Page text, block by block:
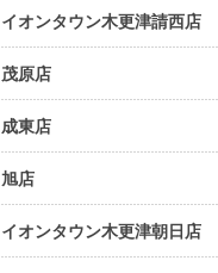
イオンタウン木更津請西店
茂原店
成東店
旭店
イオンタウン木更津朝日店